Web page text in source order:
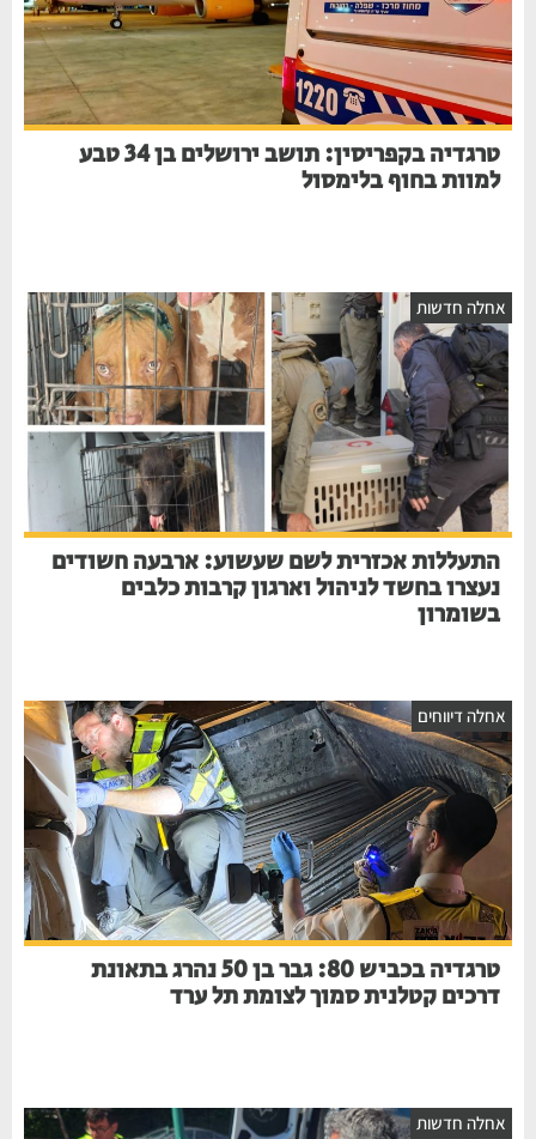
טרגדיה בקפריסין: תושב ירושלים בן 34 טבע
למוות בחוף בלימסול
חדשות
התעללות אכזרית לשם שעשוע: ארבעה חשודים
נעצרו בחשד לניהול וארגון קרבות כלבים
בשומרון
דיווחים
טרגדיה בכביש 80: גבר בן 50 נהרג בתאונת
דרכים קטלנית סמוך לצומת תל ערד
חדשות